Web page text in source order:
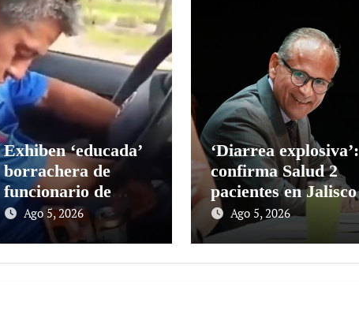
Exhiben ‘educada’
borrachera de
funcionario de
Jalisco
Ago 5, 2026
‘Diarrea explosiva’:
confirma Salud 2
pacientes en Jalisco
Ago 5, 2026